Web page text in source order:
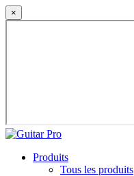
×
Produits
Tous les produits